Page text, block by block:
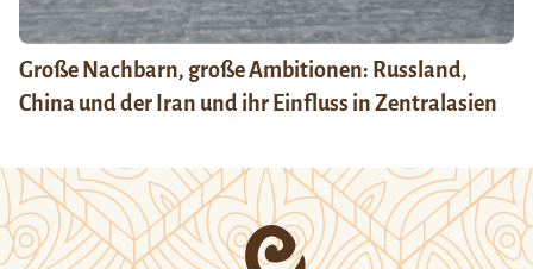
Große Nachbarn, große Ambitionen: Russland,
China und der Iran und ihr Einfluss in Zentralasien